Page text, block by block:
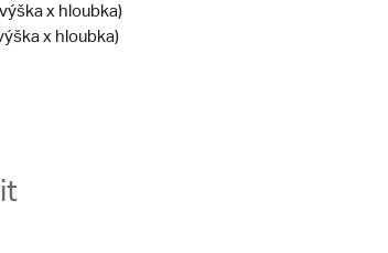
x hloubka)
x hloubka)